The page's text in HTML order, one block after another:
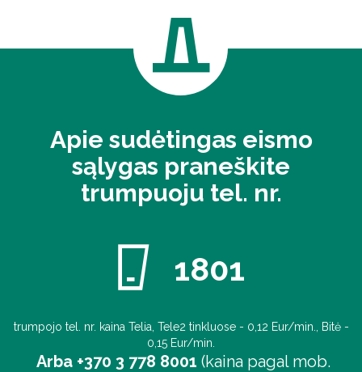
Apie sudėtingas eismo
sąlygas praneškite
trumpuoju tel. nr.
1801
trumpojo tel. nr. kaina Telia, Tele2 tinkluose - 0,12 Eur/min., Bitė -
0,15 Eur/min.
Arba +370 3 778 8001 (kaina pagal mob.